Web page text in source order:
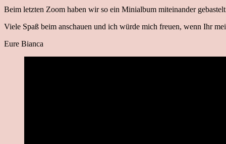
Beim letzten Zoom haben wir so ein Minialbum miteinander
Viele Spaß beim anschauen und ich würde mich freuen, wenn Ihr
Eure Bianca